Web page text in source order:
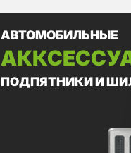
АВТОМОБИЛЬНЫЕ
ПОДПЯТНИКИ И